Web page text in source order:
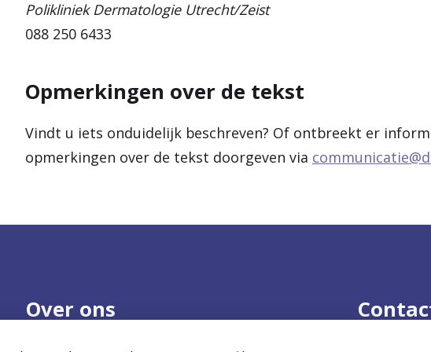
Polikliniek Dermatologie Utrecht/Zeist
088 250 6433
Opmerkingen over de tekst
Vindt u iets onduidelijk beschreven? Of ontbreekt er
opmerkingen over de tekst doorgeven via
Over ons